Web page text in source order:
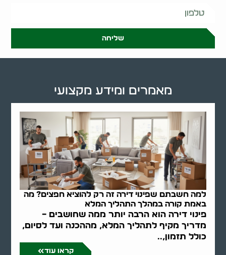
שליחה
למה חשבתם שפינוי דירה זה רק להוציא חפצים? מה
באמת קורה במהלך התהליך המלא
פינוי דירה הוא הרבה יותר ממה שחושבים –
מדריך מקיף לתהליך המלא, מההכנה ועד לסיום,
כולל תזמון,..
קראו עוד
מאמרים ומידע מקצועי